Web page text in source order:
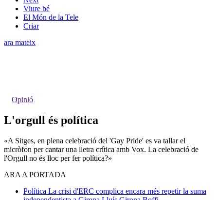
Viure bé
El Món de la Tele
Criar
ara mateix
Opinió
L'orgull és política
«A Sitges, en plena celebració del 'Gay Pride' es va tallar el
micròfon per cantar una lletra crítica amb Vox. La celebració de
l'Orgull no és lloc per fer política?»
ARA A PORTADA
Política La crisi d'ERC complica encara més repetir la suma